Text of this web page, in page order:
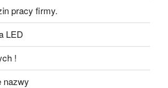
pracy firmy.
LED
!
nazwy